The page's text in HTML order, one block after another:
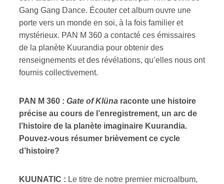
Gang Gang Dance. Écouter cet album ouvre une
porte vers un monde en soi, à la fois familier et
mystérieux. PAN M 360 a contacté ces émissaires
de la planète Kuurandia pour obtenir des
renseignements et des révélations, qu’elles nous ont
fournis collectivement.
PAN M 360 : Gate of Klüna raconte une histoire
précise au cours de l’enregistrement, un arc de
l’histoire de la planète imaginaire Kuurandia.
Pouvez-vous résumer brièvement ce cycle
d’histoire?
KUUNATIC : Le titre de notre premier microalbum,